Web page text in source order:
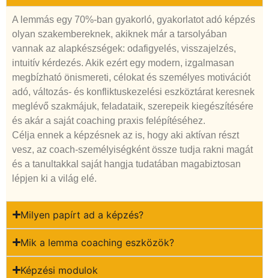
A lemmás egy 70%-ban gyakorló, gyakorlatot adó képzés
olyan szakembereknek, akiknek már a tarsolyában
vannak az alapkészségek: odafigyelés, visszajelzés,
intuitív kérdezés. Akik ezért egy modern, izgalmasan
megbízható önismereti, célokat és személyes motivációt
adó, változás- és konfliktuskezelési eszköztárat keresnek
meglévő szakmájuk, feladataik, szerepeik kiegészítésére
és akár a saját coaching praxis felépítéséhez.
Célja ennek a képzésnek az is, hogy aki aktívan részt
vesz, az coach-személyiségként össze tudja rakni magát
és a tanultakkal saját hangja tudatában magabiztosan
lépjen ki a világ elé.
Milyen papírt ad a képzés?
Mik a lemma coaching eszközök?
Képzési modulok